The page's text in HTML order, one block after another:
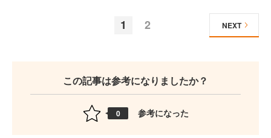
1 2 NEXT
この記事は参考になりましたか？
0 参考になった